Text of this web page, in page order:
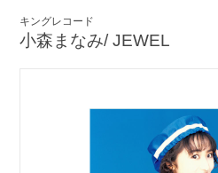
キングレコード
小森まなみ/ JEWEL